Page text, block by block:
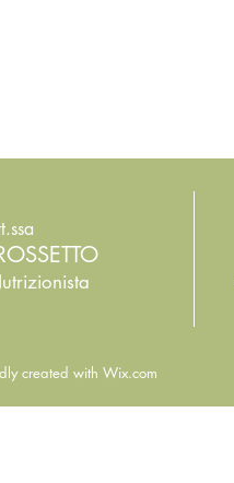
created with Wix.com